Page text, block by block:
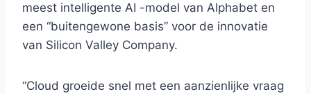
meest intelligente AI -model van Alphabet en
een “buitengewone basis” voor de innovatie
van Silicon Valley Company.
“Cloud groeide snel met een aanzienlijke vraag